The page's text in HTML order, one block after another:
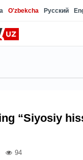
O'zbekcha Русский
“Siyosiy
94